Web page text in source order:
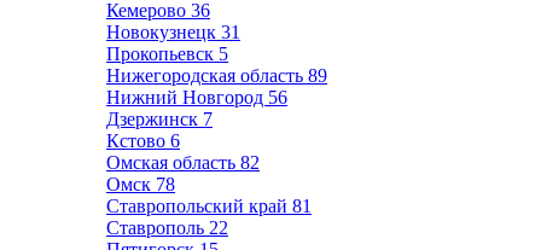
Кемерово 36
Новокузнецк 31
Прокопьевск 5
Нижегородская область 89
Нижний Новгород 56
Дзержинск 7
Кстово 6
Омская область 82
Омск 78
Ставропольский край 81
Ставрополь 22